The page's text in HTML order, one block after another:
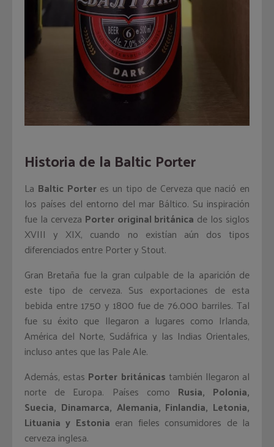
Historia de la Baltic Porter
La Baltic Porteres un tipo de Cerveza que nació en
los países del entorno del mar Báltico. Su inspiración
fue la cerveza Porter original británica de los siglos
XVIII y XIX, cuando no existían aún dos tipos
diferenciados entre Porter y Stout.
Gran Bretaña fue la gran culpable de la aparición de
este tipo de cerveza. Sus exportaciones de esta
bebida entre 1750 y 1800 fue de 76.000 barriles. Tal
fue su éxito que llegaron a lugares como Irlanda,
América del Norte, Sudáfrica y las Indias Orientales,
incluso antes que las Pale Ale.
Además, estas Porter británicas también llegaron al
norte de Europa. Países como Rusia, Polonia,
Suecia, Dinamarca, Alemania, Finlandia, Letonia,
Lituania y Estonia eran fieles consumidores de la
cerveza inglesa.